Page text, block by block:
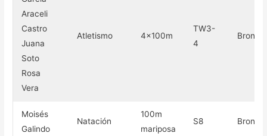
Araceli
Castro
Juana
Soto
Rosa
Vera
Atletismo 4×100m
TW3-
4
Bronce
Moisés
Galindo
Natación
100m
mariposa
S8 Bronce